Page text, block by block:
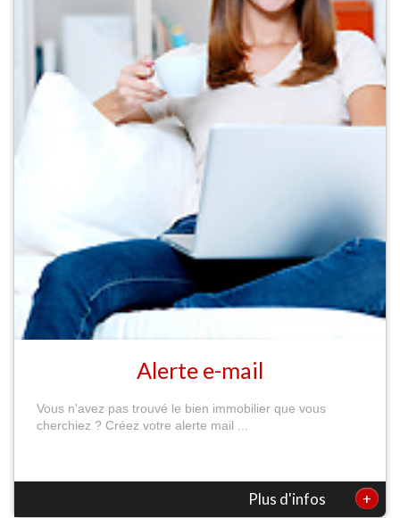
Alerte e-mail
Vous n'avez pas trouvé le bien immobilier que vous
cherchiez ? Créez votre alerte mail ...
Plus d'infos +